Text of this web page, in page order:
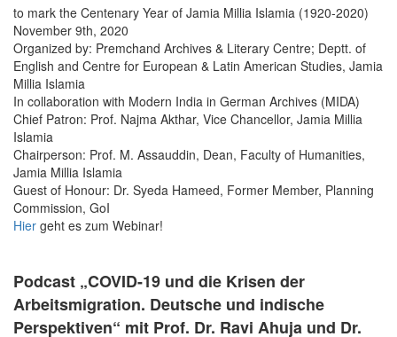
to mark the Centenary Year of Jamia Millia Islamia (1920-2020)
November 9th, 2020
Organized by: Premchand Archives & Literary Centre; Deptt. of
English and Centre for European & Latin American Studies, Jamia
Millia Islamia
In collaboration with Modern India in German Archives (MIDA)
Chief Patron: Prof. Najma Akthar, Vice Chancellor, Jamia Millia
Islamia
Chairperson: Prof. M. Assauddin, Dean, Faculty of Humanities,
Jamia Millia Islamia
Guest of Honour: Dr. Syeda Hameed, Former Member, Planning
Commission, GoI
Hier geht es zum Webinar!
Podcast „COVID-19 und die Krisen der
Arbeitsmigration. Deutsche und indische
Perspektiven“ mit Prof. Dr. Ravi Ahuja und Dr.